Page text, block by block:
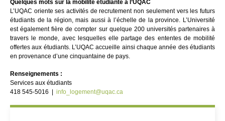
Quelques mots sur la mobilité étudiante à l’UQAC
L’UQAC oriente ses activités de recrutement non seulement vers les futurs
étudiants de la région, mais aussi à l’échelle de la province. L’Université
est également fière de compter sur quelque 200 universités partenaires à
travers le monde, avec lesquelles elle partage des ententes de mobilité
offertes aux étudiants. L’UQAC accueille ainsi chaque année des étudiants
en provenance d’une cinquantaine de pays.
Renseignements :
Services aux étudiants
418 545-5016 | info_logement@uqac.ca